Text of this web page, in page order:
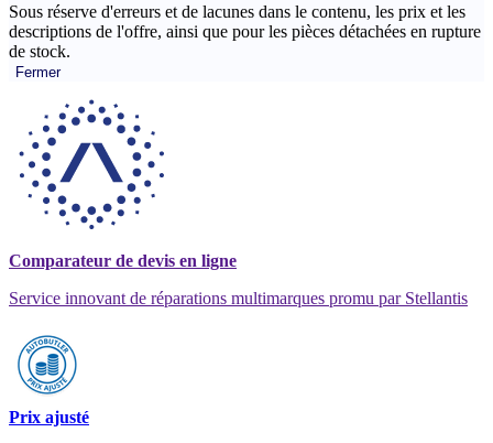
Sous réserve d'erreurs et de lacunes dans le contenu, les prix et les
descriptions de l'offre, ainsi que pour les pièces détachées en rupture
de stock.
Fermer
Comparateur de devis en ligne
Service innovant de réparations multimarques promu par Stellantis
Prix ajusté